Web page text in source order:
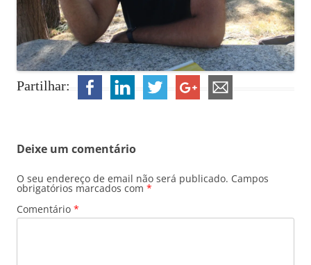
Partilhar:
Deixe um comentário
O seu endereço de email não será publicado. Campos
obrigatórios marcados com *
Comentário *